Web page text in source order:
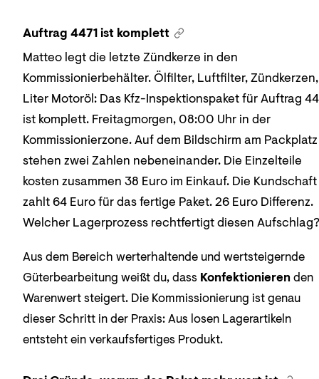
Auftrag 4471 ist komplett
Matteo legt die letzte Zündkerze in den
Kommissionierbehälter. Ölfilter, Luftfilter,
Liter Motoröl: Das Kfz-Inspektionspaket für Auftrag
ist komplett. Freitagmorgen, 08:00 Uhr in der
Kommissionierzone. Auf dem Bildschirm am Packplatz
stehen zwei Zahlen nebeneinander. Die Einzelteile
kosten zusammen 38 Euro im Einkauf. Die Kundschaft
zahlt 64 Euro für das fertige Paket. 26 Euro Differenz.
Welcher Lagerprozess rechtfertigt diesen Aufschlag?
Aus dem Bereich werterhaltende und wertsteigernde
Güterbearbeitung weißt du, dass Konfektionieren den
Warenwert steigert. Die Kommissionierung ist genau
dieser Schritt in der Praxis: Aus losen Lagerartikeln
entsteht ein verkaufsfertiges Produkt.